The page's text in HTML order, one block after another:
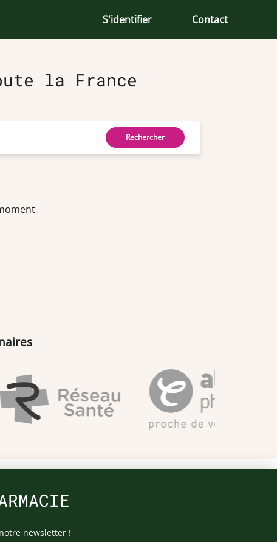
S'identifier Contact
la France
Rechercher
newsletter !